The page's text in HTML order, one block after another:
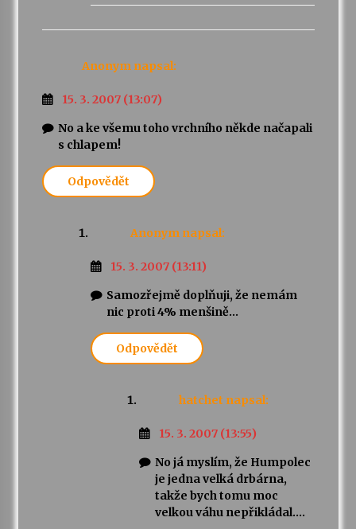
Anonym napsal:
15. 3. 2007 (13:07)
No a ke všemu toho vrchního někde načapali
s chlapem!
Odpovědět
Anonym napsal:
15. 3. 2007 (13:11)
Samozřejmě doplňuji, že nemám
nic proti 4% menšině…
Odpovědět
hatchet napsal:
15. 3. 2007 (13:55)
No já myslím, že Humpolec
je jedna velká drbárna,
takže bych tomu moc
velkou váhu nepřikládal….